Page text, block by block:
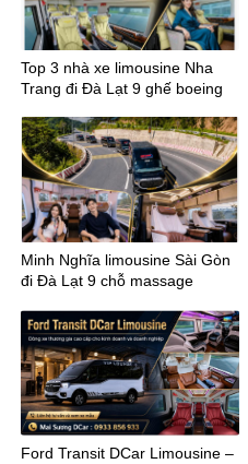
Top 3 nhà xe limousine Nha
Trang đi Đà Lạt 9 ghế boeing
Minh Nghĩa limousine Sài Gòn
đi Đà Lạt 9 chỗ massage
Ford Transit DCar Limousine –